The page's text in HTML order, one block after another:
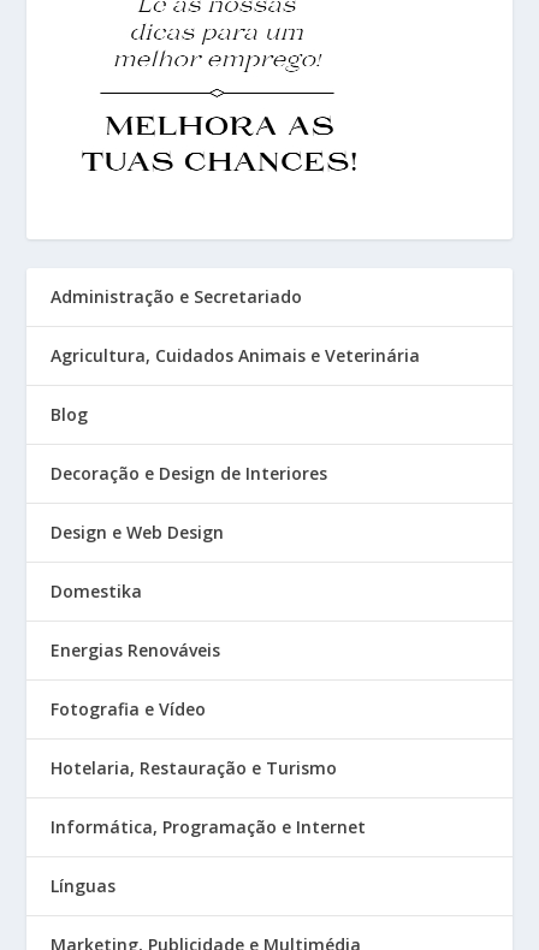
Administração e Secretariado
Agricultura, Cuidados Animais e Veterinária
Blog
Decoração e Design de Interiores
Design e Web Design
Domestika
Energias Renováveis
Fotografia e Vídeo
Hotelaria, Restauração e Turismo
Informática, Programação e Internet
Línguas
Marketing, Publicidade e Multimédia